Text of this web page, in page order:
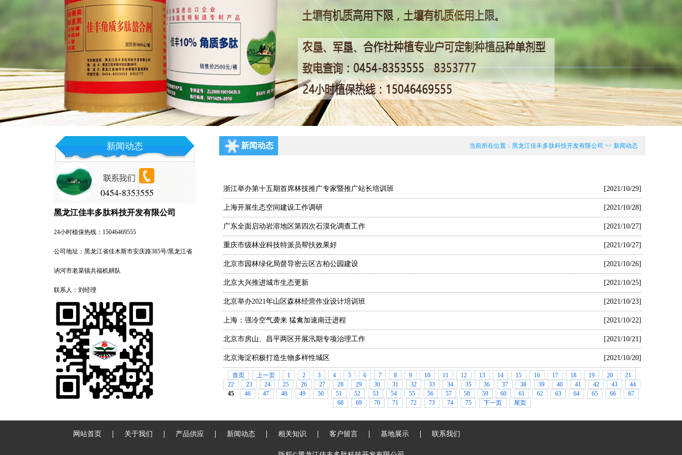
新闻动态
0454-8353555
黑龙江佳丰多肽科技开发有限公司
24小时植保热线：15046469555
公司地址：黑龙江省佳木斯市安庆路385号/黑龙江省
讷河市老菜镇共福机耕队
联系人：刘经理
新闻动态 当前所在位置：黑龙江佳丰多肽科技开发有限公司 >> 新闻动态
浙江举办第十五期首席林技推广专家暨推广站长培训班 [2021/10/29]
上海开展生态空间建设工作调研 [2021/10/28]
广东全面启动岩溶地区第四次石漠化调查工作 [2021/10/27]
重庆市级林业科技特派员帮扶效果好 [2021/10/27]
北京市园林绿化局督导密云区古柏公园建设 [2021/10/26]
北京大兴推进城市生态更新 [2021/10/25]
北京举办2021年山区森林经营作业设计培训班 [2021/10/23]
上海：强冷空气袭来 猛禽加速南迁进程 [2021/10/22]
北京市房山、昌平两区开展汛期专项治理工作 [2021/10/21]
北京海淀积极打造生物多样性城区 [2021/10/20]
首页 上一页 1 2 3 4 5 6 7 8 9 10 11 12 13 14 15 16 17 18 19 20
21
22
23 24 25 26 27 28 29 30 31 32 33 34 35 36 37 38 39 40 41 42 43
44
45
46 47 48 49 50 51 52 53 54 55 56 57 58 59 60 61 62 63 64 65 66
67
68
69 70 71 72 73 74 75 下一页 尾页
网站首页 关于我们 产品供应 新闻动态 相关知识 客户留言 基地展示 联系我们